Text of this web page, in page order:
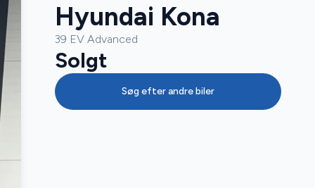
Hyundai Kona
39 EV Advanced
Solgt
Søg efter andre biler